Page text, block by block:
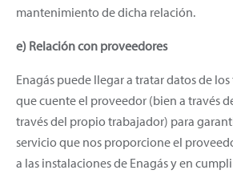
mantenimiento de dicha relación.
e) Relación con proveedores
Enagás puede llegar a tratar datos de
que cuente el proveedor (bien a través
través del propio trabajador) para
servicio que nos proporcione el
a las instalaciones de Enagás y en